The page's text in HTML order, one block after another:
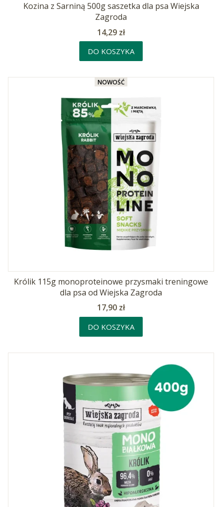
Kozina z Sarniną 500g saszetka dla psa Wiejska
Zagroda
Cena
14,29 zł
DO KOSZYKA
NOWOŚĆ
Królik 115g monoproteinowe przysmaki treningowe
dla psa od Wiejska Zagroda
Cena
17,90 zł
DO KOSZYKA